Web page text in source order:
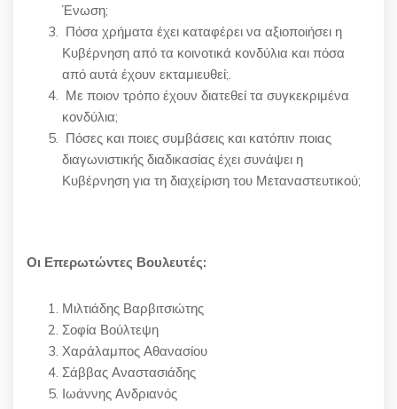
Ένωση;
Πόσα χρήματα έχει καταφέρει να αξιοποιήσει η
Κυβέρνηση από τα κοινοτικά κονδύλια και πόσα
από αυτά έχουν εκταμιευθεί;.
Με ποιον τρόπο έχουν διατεθεί τα συγκεκριμένα
κονδύλια;
Πόσες και ποιες συμβάσεις και κατόπιν ποιας
διαγωνιστικής διαδικασίας έχει συνάψει η
Κυβέρνηση για τη διαχείριση του Μεταναστευτικού;
Οι Επερωτώντες Βουλευτές:
Μιλτιάδης Βαρβιτσιώτης
Σοφία Βούλτεψη
Χαράλαμπος Αθανασίου
Σάββας Αναστασιάδης
Ιωάννης Ανδριανός